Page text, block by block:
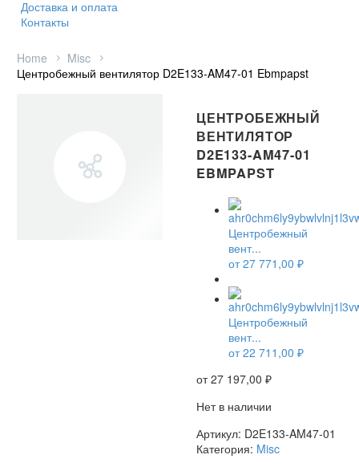
Доставка и оплата
Контакты
Home
Misc
Центробежный вентилятор D2E133-AM47-01 Ebmpapst
ЦЕНТРОБЕЖНЫЙ
ВЕНТИЛЯТОР
D2E133-AM47-01
EBMPAPST
Центробежный
вент...
от27 771,00 ₽
Центробежный
вент...
от22 711,00 ₽
от27 197,00 ₽
Нет в наличии
Артикул: D2E133-AM47-01
Категория: Misc